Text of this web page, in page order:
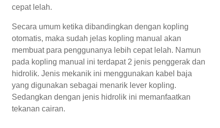
cepat lelah.
Secara umum ketika dibandingkan dengan kopling
otomatis, maka sudah jelas kopling manual akan
membuat para penggunanya lebih cepat lelah. Namun
pada kopling manual ini terdapat 2 jenis penggerak dan
hidrolik. Jenis mekanik ini menggunakan kabel baja
yang digunakan sebagai menarik lever kopling.
Sedangkan dengan jenis hidrolik ini memanfaatkan
tekanan cairan.